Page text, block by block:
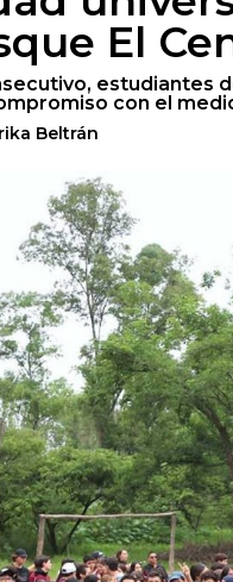
El
estudiantes
con el
Beltrán